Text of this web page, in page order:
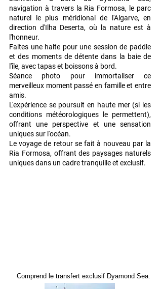
navigation à travers la Ria Formosa, le parc
naturel le plus méridional de l'Algarve, en
direction d'Ilha Deserta, où la nature est à
l'honneur.
Faites une halte pour une session de paddle
et des moments de détente dans la baie de
l'île, avec tapas et boissons à bord.
Séance photo pour immortaliser ce
merveilleux moment passé en famille et entre
amis.
L'expérience se poursuit en haute mer (si les
conditions météorologiques le permettent),
offrant une perspective et une sensation
uniques sur l'océan.
Le voyage de retour se fait à nouveau par la
Ria Formosa, offrant des paysages naturels
uniques dans un cadre tranquille et exclusif.
Comprend le transfert exclusif Dyamond Sea.